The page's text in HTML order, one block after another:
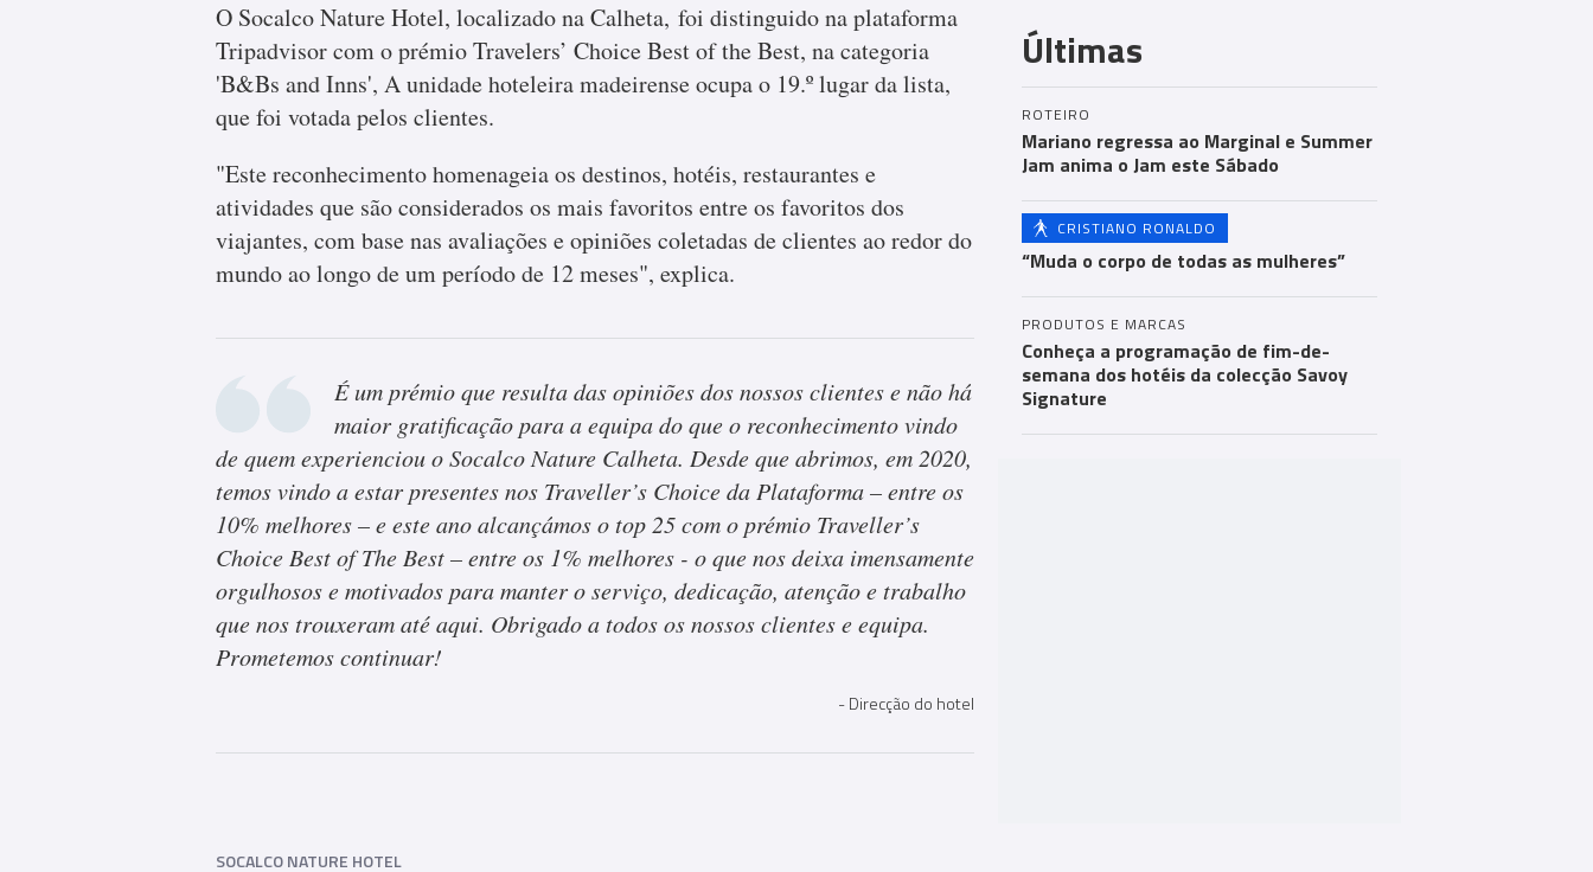
O Socalco Nature Hotel, localizado na Calheta, foi distinguido na plataforma
Tripadvisor com o prémio Travelers’ Choice Best of the Best, na categoria
'B&Bs and Inns', A unidade hoteleira madeirense ocupa o 19.º lugar da lista,
que foi votada pelos clientes.
"Este reconhecimento homenageia os destinos, hotéis, restaurantes e
atividades que são considerados os mais favoritos entre os favoritos dos
viajantes, com base nas avaliações e opiniões coletadas de clientes ao redor do
mundo ao longo de um período de 12 meses", explica.
É um prémio que resulta das opiniões dos nossos clientes e não há
maior gratificação para a equipa do que o reconhecimento vindo
de quem experienciou o Socalco Nature Calheta. Desde que abrimos, em 2020,
temos vindo a estar presentes nos Traveller’s Choice da Plataforma – entre os
10% melhores – e este ano alcançámos o top 25 com o prémio Traveller’s
Choice Best of The Best – entre os 1% melhores - o que nos deixa imensamente
orgulhosos e motivados para manter o serviço, dedicação, atenção e trabalho
que nos trouxeram até aqui. Obrigado a todos os nossos clientes e equipa.
Prometemos continuar!
Direcção do hotel
SOCALCO NATURE HOTEL
Últimas
ROTEIRO
Mariano regressa ao Marginal e Summer
Jam anima o Jam este Sábado
CRISTIANO RONALDO
“Muda o corpo de todas as mulheres”
PRODUTOS E MARCAS
Conheça a programação de fim-de-
semana dos hotéis da colecção Savoy
Signature